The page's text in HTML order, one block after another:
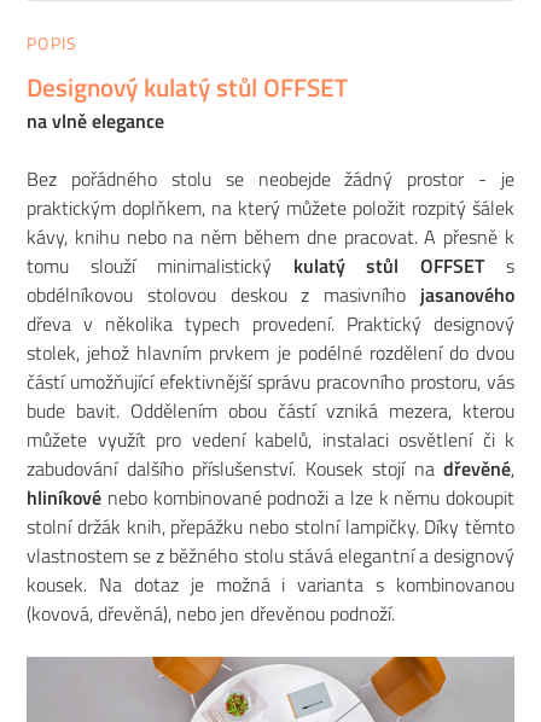
POPIS
Designový kulatý stůl OFFSET
na vlně elegance
Bez pořádného stolu se neobejde žádný prostor - je
praktickým doplňkem, na který můžete položit rozpitý šálek
kávy, knihu nebo na něm během dne pracovat. A přesně k
tomu slouží minimalistický kulatý stůl OFFSET s
obdélníkovou stolovou deskou z masivního jasanového
dřeva v několika typech provedení. Praktický designový
stolek, jehož hlavním prvkem je podélné rozdělení do dvou
částí umožňující efektivnější správu pracovního prostoru, vás
bude bavit. Oddělením obou částí vzniká mezera, kterou
můžete využít pro vedení kabelů, instalaci osvětlení či k
zabudování dalšího příslušenství. Kousek stojí na dřevěné,
hliníkové nebo kombinované podnoži a lze k němu dokoupit
stolní držák knih, přepážku nebo stolní lampičky. Díky těmto
vlastnostem se z běžného stolu stává elegantní a designový
kousek. Na dotaz je možná i varianta s kombinovanou
(kovová, dřevěná), nebo jen dřevěnou podnoží.